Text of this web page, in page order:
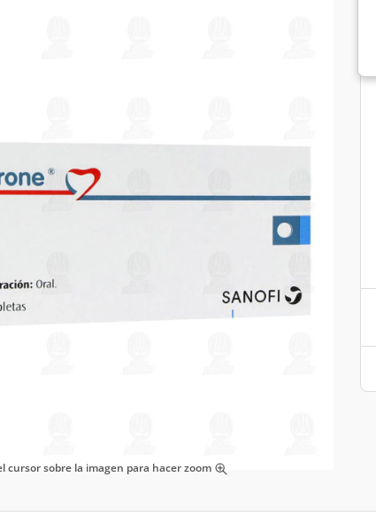
cursor sobre la imagen para hacer zoom